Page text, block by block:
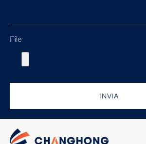
File
INVIA